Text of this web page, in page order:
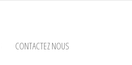
CONTACTEZ NOUS